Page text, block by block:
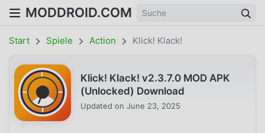
MODDROID.COM
Start Spiele Action Klick! Klack!
Klick! Klack! v2.3.7.0 MOD APK
(Unlocked) Download
Updated on June 23, 2025